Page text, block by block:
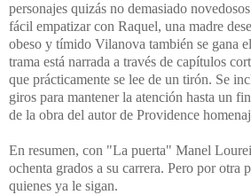
personajes quizás no demasiado
fácil empatizar con Raquel, una madre
obeso y tímido Vilanova también se gana
trama está narrada a través de capítulos
que prácticamente se lee de un tirón. Se
giros para mantener la atención hasta un
de la obra del autor de Providence
En resumen, con "La puerta" Manel
ochenta grados a su carrera. Pero por otra
quienes ya le sigan.